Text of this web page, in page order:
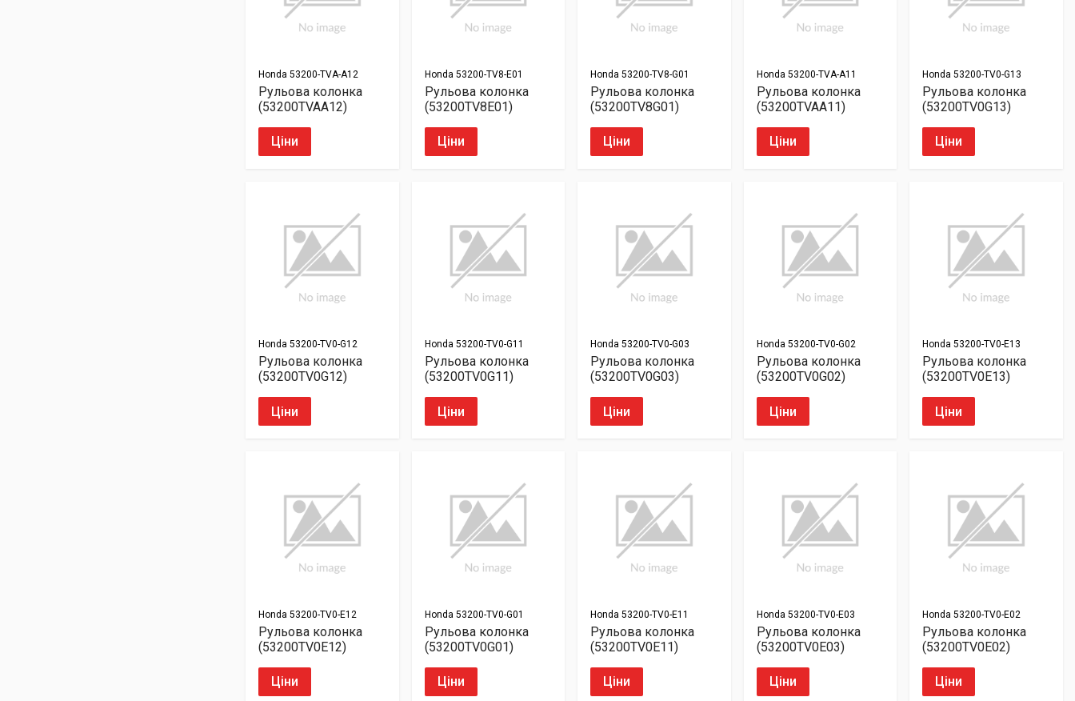
Honda 53200-TVA-A12
Рульова колонка
(53200TVAA12)
Ціни
Honda 53200-TV8-E01
Рульова колонка
(53200TV8E01)
Ціни
Honda 53200-TV8-G01
Рульова колонка
(53200TV8G01)
Ціни
Honda 53200-TVA-A11
Рульова колонка
(53200TVAA11)
Ціни
Honda 53200-TV0-G13
Рульова колонка
(53200TV0G13)
Ціни
Honda 53200-TV0-G12
Рульова колонка
(53200TV0G12)
Ціни
Honda 53200-TV0-G11
Рульова колонка
(53200TV0G11)
Ціни
Honda 53200-TV0-G03
Рульова колонка
(53200TV0G03)
Ціни
Honda 53200-TV0-G02
Рульова колонка
(53200TV0G02)
Ціни
Honda 53200-TV0-E13
Рульова колонка
(53200TV0E13)
Ціни
Honda 53200-TV0-E12
Рульова колонка
(53200TV0E12)
Ціни
Honda 53200-TV0-G01
Рульова колонка
(53200TV0G01)
Ціни
Honda 53200-TV0-E11
Рульова колонка
(53200TV0E11)
Ціни
Honda 53200-TV0-E03
Рульова колонка
(53200TV0E03)
Ціни
Honda 53200-TV0-E02
Рульова колонка
(53200TV0E02)
Ціни